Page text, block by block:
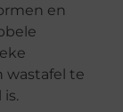
en
wastafel te